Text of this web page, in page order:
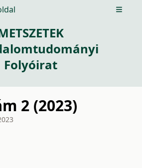
Open
Folyóirat
2 (2023)